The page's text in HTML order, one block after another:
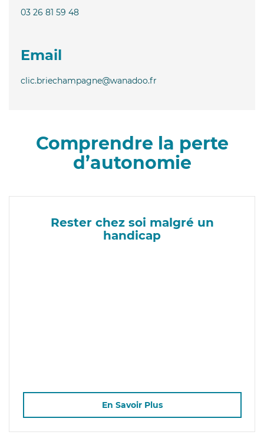
03 26 81 59 48
Email
clic.briechampagne@wanadoo.fr
Comprendre la perte
d’autonomie
Rester chez soi malgré un
handicap
En Savoir Plus